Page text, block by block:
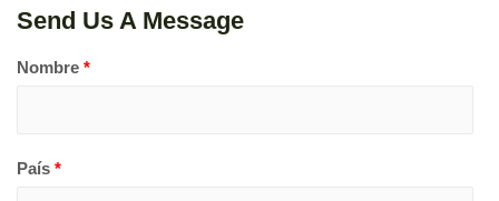
Send Us A Message
Nombre *
País *